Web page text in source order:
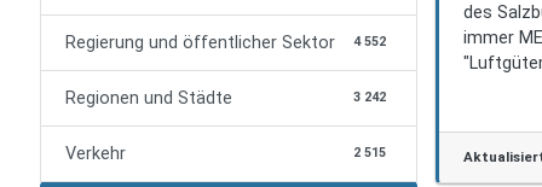
Regierung und öffentlicher Sektor 4 552
Regionen und Städte 3 242
Verkehr 2 515
des
immer